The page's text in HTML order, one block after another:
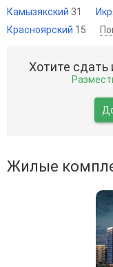
Камызякский 31
Красноярский 15
Хотите
Жилые